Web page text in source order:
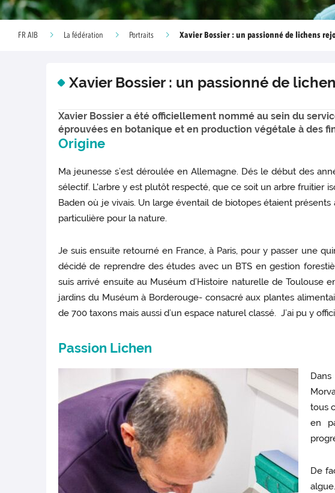
FR AIB La fédération Portraits Xavier Bossier : un passionné de lichens
Xavier Bossier : un passionné de
Xavier Bossier a été officiellement nommé au sein du
éprouvées en botanique et en production végétale à des
Origine
Ma jeunesse s’est déroulée en Allemagne. Dés le début des
sélectif. L'arbre y est plutôt respecté, que ce soit un arbre fruitier
Baden où je vivais. Un large éventail de biotopes étaient
particulière pour la nature.
Je suis ensuite retourné en France, à Paris, pour y passer une
décidé de reprendre des études avec un BTS en gestion
suis arrivé ensuite au Muséum d’Histoire naturelle de Toulouse
jardins du Muséum à Borderouge- consacré aux plantes
de 700 taxons mais aussi d’un espace naturel classé. J’ai pu y
Passion Lichen
tous
en
De